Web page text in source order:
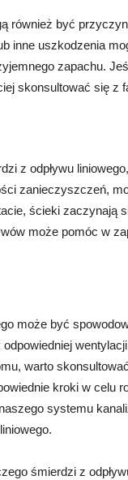
również być
inne uszkodzenia
zapachu.
skonsultować się z
z odpływu
zanieczyszczeń,
ścieki zaczynają
może pomóc w
może być
warto
kroki w celu
systemu
śmierdzi z